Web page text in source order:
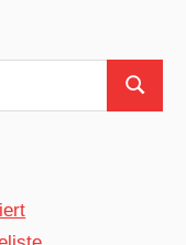
Suchen